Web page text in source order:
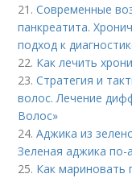
21.Современные
панкреатита.
подход к
22. Как лечить
23.Стратегия и
волос. Лечение
Волос»
24.Аджика из
Зеленая аджика по-
25. Как мариновать